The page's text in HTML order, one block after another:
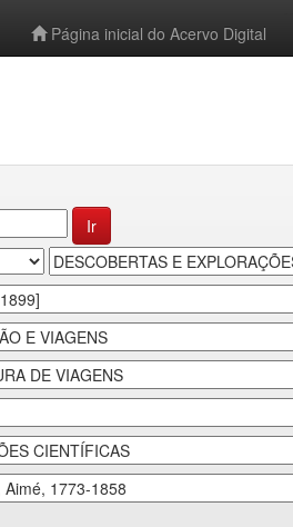
Página inicial do Acervo Digital